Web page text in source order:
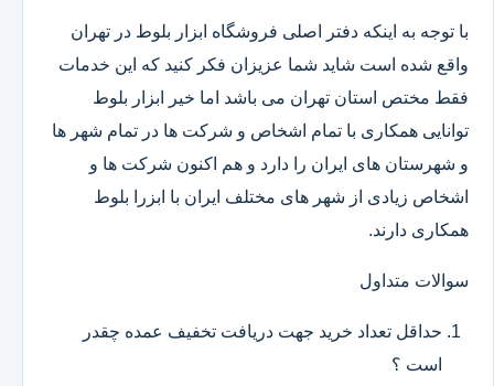
با توجه به اینکه دفتر اصلی فروشگاه ابزار بلوط در تهران
واقع شده است شاید شما عزیزان فکر کنید که این خدمات
فقط مختص استان تهران می باشد اما خیر ابزار بلوط
توانایی همکاری با تمام اشخاص و شرکت ها در تمام شهر ها
و شهرستان های ایران را دارد و هم اکنون شرکت ها و
اشخاص زیادی از شهر های مختلف ایران با ابزرا بلوط
همکاری دارند.
سوالات متداول
حداقل تعداد خرید جهت دریافت تخفیف عمده چقدر
است ؟